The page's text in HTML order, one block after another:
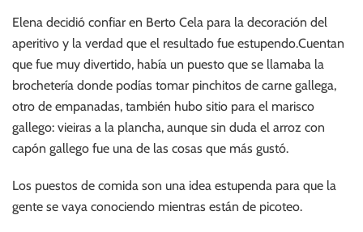
Elena decidió confiar en Berto Cela para la decoración del
aperitivo y la verdad que el resultado fue estupendo.Cuentan
que fue muy divertido, había un puesto que se llamaba la
brochetería donde podías tomar pinchitos de carne gallega,
otro de empanadas, también hubo sitio para el marisco
gallego: vieiras a la plancha, aunque sin duda el arroz con
capón gallego fue una de las cosas que más gustó.
Los puestos de comida son una idea estupenda para que la
gente se vaya conociendo mientras están de picoteo.